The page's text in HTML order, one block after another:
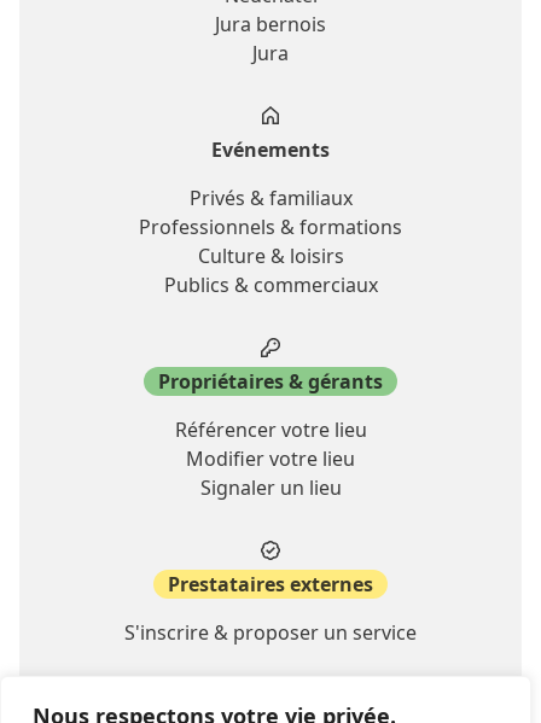
Nous respectons votre vie privée.
Jura bernois
Jura
Evénements
Privés & familiaux
Professionnels & formations
Culture & loisirs
Publics & commerciaux
Propriétaires & gérants
Référencer votre lieu
Modifier votre lieu
Signaler un lieu
Prestataires externes
S'inscrire & proposer un service